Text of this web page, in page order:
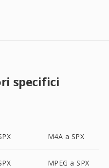
specifici
M4A a SPX
MPEG a SPX